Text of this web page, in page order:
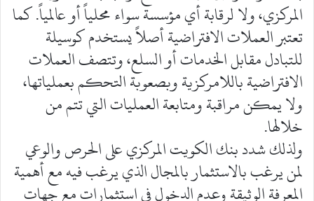
المركزي، ولا لرقابة أي مؤسسة سواء محلياً أو عالمياً. كما
تعتبر العملات الافتراضية أصلاً يستخدم كوسيلة
للتبادل مقابل الخدمات أو السلع، وتتصف العملات
الافتراضية باللامركزية وبصعوبة التحكم بعملياتها،
ولا يمكن مراقبة ومتابعة العمليات التي تتم من
خلالها.
ولذلك شدد بنك الكويت المركزي على الحرص والوعي
لمن يرغب بالاستثمار بالمجال الذي يرغب فيه مع أهمية
المعرفة الوثيقة وعدم الدخول في استثمارات مع جهات